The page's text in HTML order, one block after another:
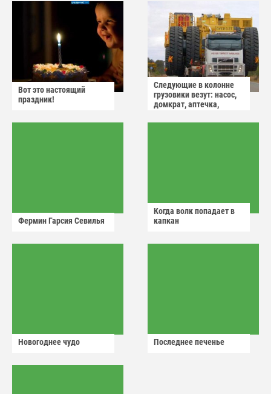
Вот это настоящий
праздник!
Следующие в колонне
грузовики везут: насос,
домкрат, аптечка,
Фермин Гарсия Севилья
Когда волк попадает в
капкан
Новогоднее чудо Последнее печенье